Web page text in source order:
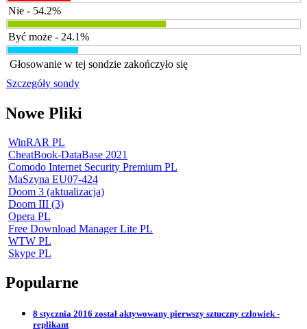
Nie - 54.2%
Być może - 24.1%
Głosowanie w tej sondzie zakończyło się
Szczegóły sondy
Nowe Pliki
WinRAR PL
CheatBook-DataBase 2021
Comodo Internet Security Premium PL
MaSzyna EU07-424
Doom 3 (aktualizacja)
Doom III (3)
Opera PL
Free Download Manager Lite PL
WTW PL
Skype PL
Popularne
8 stycznia 2016 został aktywowany pierwszy sztuczny człowiek -
replikant